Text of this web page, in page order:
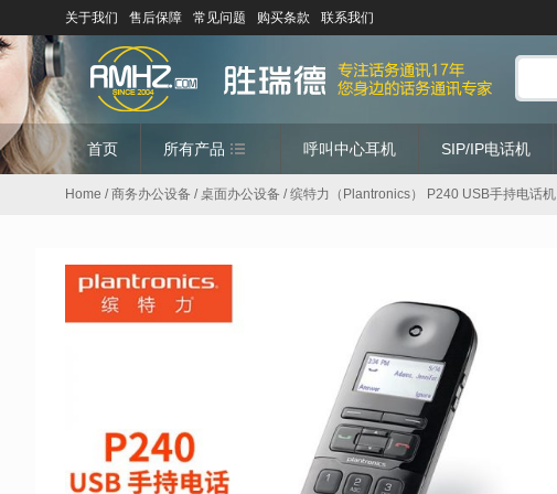
关于我们 售后保障 常见问题 购买条款 联系我们
首页 所有产品 呼叫中心耳机 SIP/IP电话机
Home /商务办公设备 /桌面办公设备 / 缤特力（Plantronics） P240 USB手持电话机